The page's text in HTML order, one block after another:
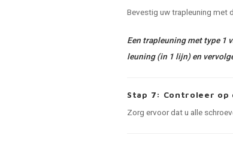
Bevestig uw trapleuning met
Een trapleuning met type 1
leuning (in 1 lijn) en
Stap 7: Controleer op
Zorg ervoor dat u alle